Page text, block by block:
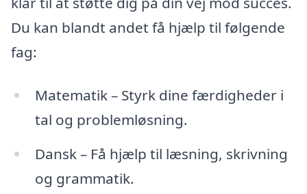
Du kan blandt andet få hjælp til følgende
fag:
Matematik – Styrk dine færdigheder i
tal og problemløsning.
Dansk – Få hjælp til læsning, skrivning
og grammatik.